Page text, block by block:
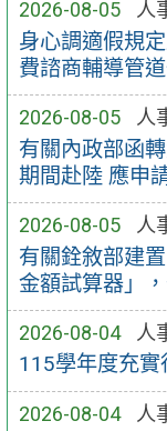
2026-08-05 人
身心調適假規
費諮商輔導管
2026-08-05 人
有關內政部函
期間赴陸 應申
2026-08-05 人
有關銓敘部建
金額試算器」
2026-08-04 人
115學年度充
2026-08-04 人